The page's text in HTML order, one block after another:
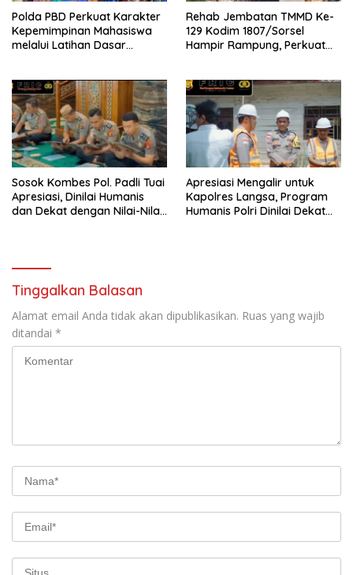
Polda PBD Perkuat Karakter
Kepemimpinan Mahasiswa
melalui Latihan Dasar
Rehab Jembatan TMMD Ke-
129 Kodim 1807/Sorsel
Hampir Rampung, Perkuat
Sesor
Sosok Kombes Pol. Padli Tuai
Apresiasi, Dinilai Humanis
dan Dekat dengan Nilai-Nilai
Apresiasi Mengalir untuk
Kapolres Langsa, Program
Humanis Polri Dinilai Dekat
Tinggalkan Balasan
Alamat email Anda tidak akan dipublikasikan. Ruas yang wajib
ditandai *